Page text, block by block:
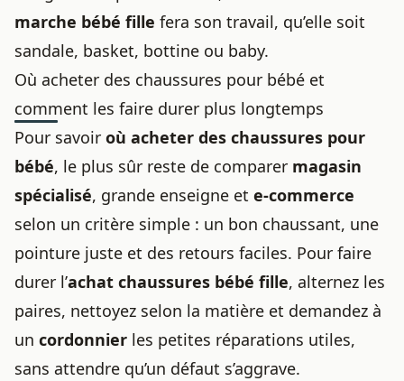
marche bébé fille fera son travail, qu’elle soit
sandale, basket, bottine ou baby.
Où acheter des chaussures pour bébé et
comment les faire durer plus longtemps
Pour savoir où acheter des chaussures pour
bébé, le plus sûr reste de comparer magasin
spécialisé, grande enseigne et e-commerce
selon un critère simple : un bon chaussant, une
pointure juste et des retours faciles. Pour faire
durer l’achat chaussures bébé fille, alternez les
paires, nettoyez selon la matière et demandez à
un cordonnier les petites réparations utiles,
sans attendre qu’un défaut s’aggrave.